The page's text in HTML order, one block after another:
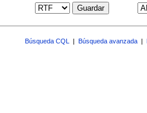
Guardar
Búsqueda CQL Búsqueda avanzada